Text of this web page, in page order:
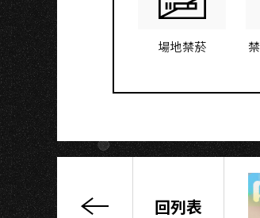
場地禁菸
回列表